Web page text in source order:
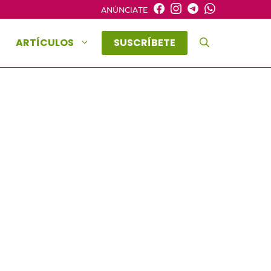
ANÚNCIATE
ARTÍCULOS SUSCRÍBETE